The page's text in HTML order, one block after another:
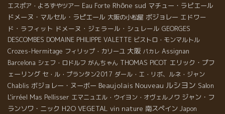
エスポア・よろずやツアー Eau Forte Rhône sud マチュー・ラピエール
ドメーヌ・マルセル・ラピエール 大阪の小松屋 ボジョレー エドワー
ド・ラフィット ドメーヌ・ジェラール・シュレール GEORGES
DESCOMBES DOMAINE PHILIPPE VALETTE ビストロ・モンマルトル
Crozes-Hermitage フィリップ・カリーユ 大阪 パカレ Assignan
Barcelona シェフ・ロドルフ がんちゃん THOMAS PICOT エリック・プフ
ェーリング セ・ル・プランタン2017 ダール・エ・リボ、ルネ・ジャン
Chablis ボジョレー・ヌーボー Beaujolais Nouveau ルシヨン Salon
L'irréel Mas Pellisser エマニュエル・ウイヨン・オヴェルノワ ジャン・フ
ランソワ・ニック H2O VEGETAL vin nature 南スペイン Japon